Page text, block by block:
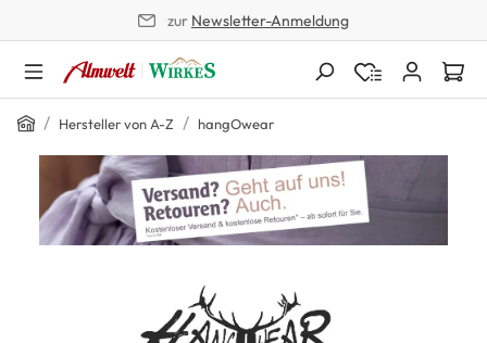
zur Newsletter-Anmeldung
/ Hersteller von A-Z / hangOwear